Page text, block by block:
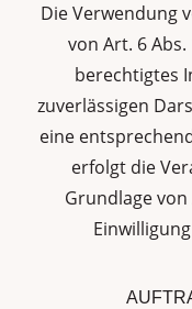
Die Verwendung
von Art. 6 Abs.
berechtigtes
zuverlässigen
eine
erfolgt die
Grundlage von